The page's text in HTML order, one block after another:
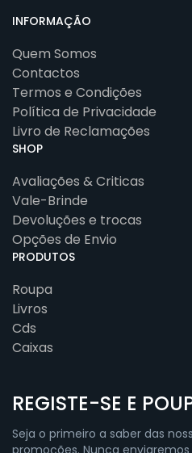
INFORMAÇÃO
Quem Somos
Contactos
Termos e Condições
Política de Privacidade
Livro de Reclamações
SHOP
Avaliações & Criticas
Vale-Brinde
Devoluções e trocas
Opções de Envio
PRODUTOS
Roupa
Livros
Cds
Caixas
REGISTE-SE E
Seja o primeiro a saber das
promoções. Nunca